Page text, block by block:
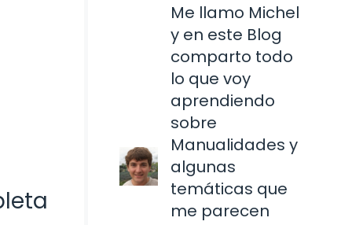
Me llamo Michel
y en este Blog
comparto todo
lo que voy
aprendiendo
sobre
Manualidades y
algunas
temáticas que
me parecen